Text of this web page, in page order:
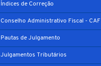
Índices de Correção
Conselho Administrativo Fiscal - CAF
Pautas de Julgamento
Julgamentos Tributários